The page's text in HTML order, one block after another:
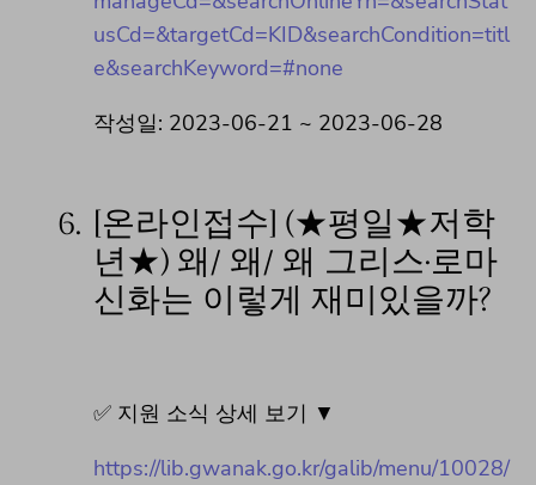
usCd=&targetCd=KID&searchCondition=titl
e&searchKeyword=#none
작성일: 2023-06-21 ~ 2023-06-28
6. [온라인접수] (★평일★저학
년★) 왜/ 왜/ 왜 그리스·로마
신화는 이렇게 재미있을까?
✅ 지원 소식 상세 보기 ▼
https://lib.gwanak.go.kr/galib/menu/10028/